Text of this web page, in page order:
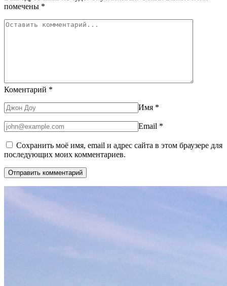
помечены *
Коментарий *
Имя *
Email *
Сохранить моё имя, email и адрес сайта в этом браузере для
последующих моих комментариев.